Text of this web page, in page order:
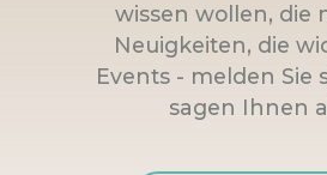
wissen wollen, die
Neuigkeiten, die
Events - melden Sie
sagen Ihnen